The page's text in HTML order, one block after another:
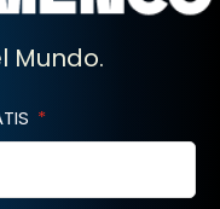
Mundo.